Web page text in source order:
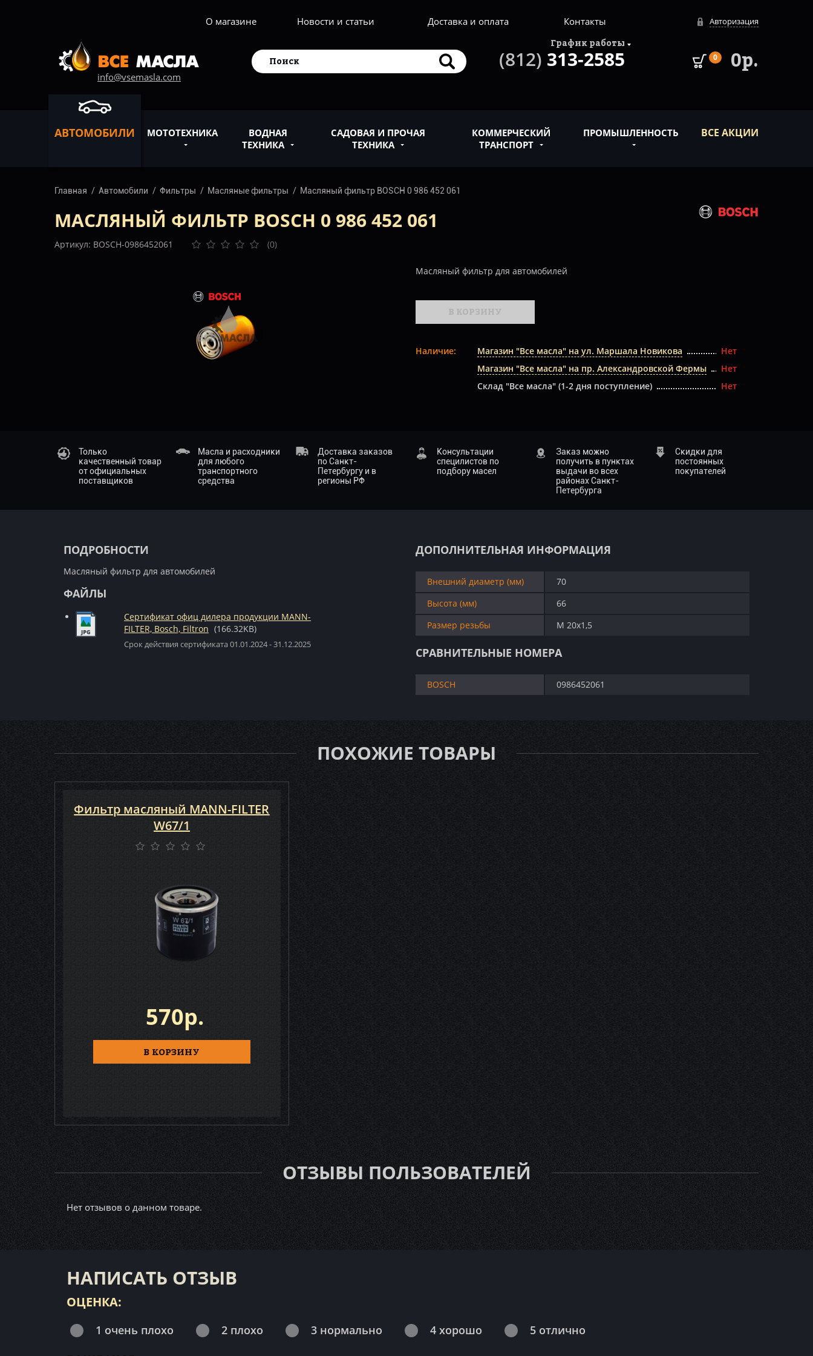
Авторизация
О магазине Новости и статьи Доставка и оплата Контакты
info@vsemasla.com
0 0р.
График работы
(812) 313-2585
АВТОМОБИЛИ МОТОТЕХНИКА
ВОДНАЯ
ТЕХНИКА
САДОВАЯ И ПРОЧАЯ
ТЕХНИКА
КОММЕРЧЕСКИЙ
ТРАНСПОРТ
ПРОМЫШЛЕННОСТЬ ВСЕ АКЦИИ
Главная Автомобили Фильтры Масляные фильтры Масляный фильтр BOSCH 0 986 452 061
МАСЛЯНЫЙ ФИЛЬТР BOSCH 0 986 452 061
Артикул: BOSCH-0986452061 (0)
Масляный фильтр для автомобилей
В КОРЗИНУ
Наличие: Магазин "Все масла" на ул. Маршала Новикова
Нет
Магазин "Все масла" на пр. Александровской Фермы
Нет
Склад "Все масла" (1-2 дня поступление)
Нет
Только
качественный товар
от официальных
поставщиков
Масла и расходники
для любого
транспортного
средства
Доставка заказов
по Санкт-
Петербургу и в
регионы РФ
Консультации
специлистов по
подбору масел
Заказ можно
получить в пунктах
выдачи во всех
районах Санкт-
Петербурга
Скидки для
постоянных
покупателей
ПОДРОБНОСТИ
Масляный фильтр для автомобилей
ФАЙЛЫ
Сертификат офиц дилера продукции MANN-
FILTER, Bosch, Filtron (166.32KB)
Срок действия сертификата 01.01.2024 - 31.12.2025
ДОПОЛНИТЕЛЬНАЯ ИНФОРМАЦИЯ
Внешний диаметр (мм)
70
Высота (мм)
66
Размер резьбы
M 20x1,5
СРАВНИТЕЛЬНЫЕ НОМЕРА
BOSCH 0986452061
ПОХОЖИЕ ТОВАРЫ
Фильтр масляный MANN-FILTER
W67/1
570р.
В КОРЗИНУ
ОТЗЫВЫ ПОЛЬЗОВАТЕЛЕЙ
Нет отзывов о данном товаре.
НАПИСАТЬ ОТЗЫВ
ОЦЕНКА:
1 очень плохо 2 плохо 3 нормально 4 хорошо 5 отлично